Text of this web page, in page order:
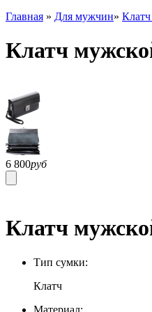
Главная » Для мужчин»
Клатч
6 800руб
Клатч
Тип сумки:
Клатч
Материал: